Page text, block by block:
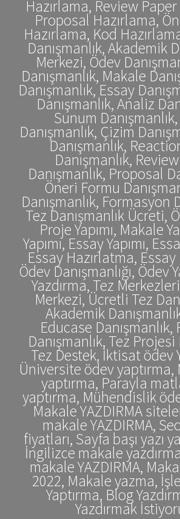
Hazırlama, Review
Proposal Hazırlama,
Hazırlama, Kod
Danışmanlık, Akademik
Merkezi, Ödev
Danışmanlık, Makale
Danışmanlık, Essay
Danışmanlık, Analiz
Sunum
Danışmanlık, Çizim
Danışmanlık,
Danışmanlık,
Danışmanlık, Proposal
Öneri Formu
Danışmanlık, Formasyon
Tez Danışmanlık Ücreti,
Proje Yapımı, Makale
Yapımı, Essay Yapımı,
Essay Hazırlatma,
Ödev Danışmanlığı, Ödev
Yazdırma, Tez
Merkezi, Ücretli Tez
Akademik
Educase Danışmanlık,
Danışmanlık, Tez
Tez Destek, İktisat ödev
Üniversite ödev
yaptırma, Parayla
yaptırma, Mühendislik
Makale YAZDIRMA
makale YAZDIRMA,
fiyatları, Sayfa başı yazı
İngilizce makale
makale YAZDIRMA,
2022, Makale yazma,
Yaptırma, Blog
Yazdırmak